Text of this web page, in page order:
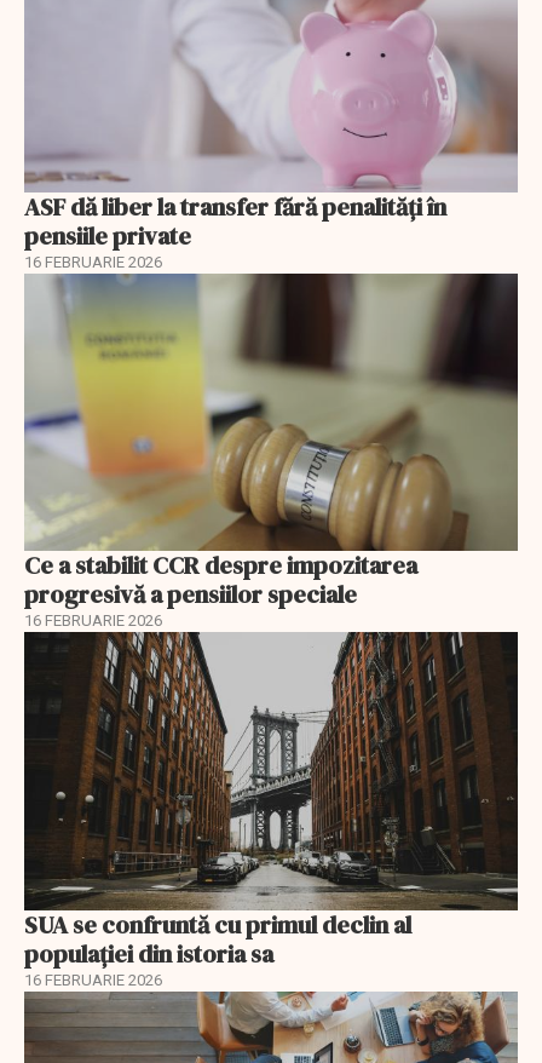
ASF dă liber la transfer fără penalități în
pensiile private
16 FEBRUARIE 2026
Ce a stabilit CCR despre impozitarea
progresivă a pensiilor speciale
16 FEBRUARIE 2026
SUA se confruntă cu primul declin al
populației din istoria sa
16 FEBRUARIE 2026